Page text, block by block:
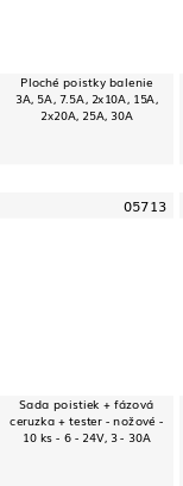
Ploché poistky balenie
3A, 5A, 7.5A, 2x10A, 15A,
2x20A, 25A, 30A
05713
Sada poistiek + fázová
ceruzka + tester - nožové -
10 ks - 6 - 24V, 3 - 30A